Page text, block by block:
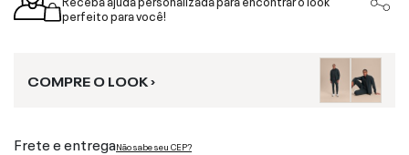
perfeito para você!
COMPRE O LOOK ›
Frete e entregaNão sabe seu CEP?